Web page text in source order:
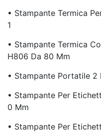
• Stampante Termica
1
• Stampante Termica
H806 Da 80 Mm
• Stampante Portatile 2
• Stampante Per
0 Mm
• Stampante Per